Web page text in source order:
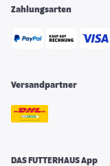
Zahlungsarten
Versandpartner
DAS FUTTERHAUS App